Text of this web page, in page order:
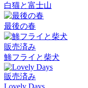
白猫と富士山
最後の春
販売済み
鯵フライと柴犬
販売済み
Lovely Days